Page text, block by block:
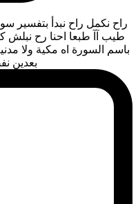
راح نكمل راح نبدأ بتفسير
طيب آآ طبعا احنا رح نبلش
باسم السورة اه مكية ولا
بعدين